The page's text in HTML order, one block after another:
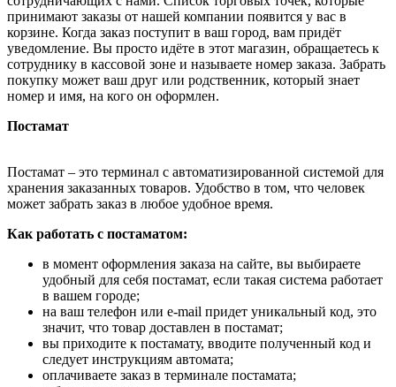
принимают заказы от нашей компании появится у вас в
корзине. Когда заказ поступит в ваш город, вам придёт
уведомление. Вы просто идёте в этот магазин, обращаетесь к
сотруднику в кассовой зоне и называете номер заказа. Забрать
покупку может ваш друг или родственник, который знает
номер и имя, на кого он оформлен.
Постамат
Постамат – это терминал с автоматизированной системой для
хранения заказанных товаров. Удобство в том, что человек
может забрать заказ в любое удобное время.
Как работать с постаматом:
в момент оформления заказа на сайте, вы выбираете
удобный для себя постамат, если такая система работает
в вашем городе;
на ваш телефон или e-mail придет уникальный код, это
значит, что товар доставлен в постамат;
вы приходите к постамату, вводите полученный код и
следует инструкциям автомата;
оплачиваете заказ в терминале постамата;